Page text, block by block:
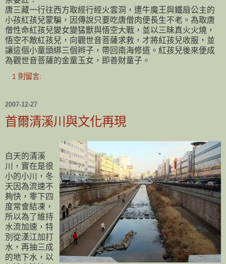
唐三藏一行往西方取經行經火雲洞，遭牛魔王與鐵扇公主的
小孩紅孩兒蒙騙，因傳說只要吃唐僧肉便長生不老。為取唐
僧性命紅孩兒變女變猛獸與悟空大戰，並以三昧真火火燒，
悟空不敵紅孩兒，向觀世音菩薩求救，才將紅孩兒收服，並
讓這個小童頭綁三個辫子，帶回南海修道。紅孩兒後來便成
為觀世音菩薩的金童玉女，即善財童子。
1 則留言:
2007-12-27
首爾清溪川與文化再現
白天的清溪
川，實在是很
小的小川，冬
天因為流速不
夠快，零下四
度常會結凍，
所以為了維持
水流加速，特
別從漢江加打
水，再抽三成
的地下水，以